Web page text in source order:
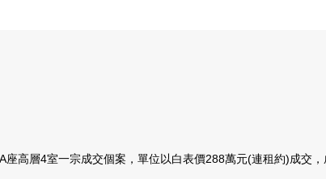
層4室一宗成交個案，單位以白表價288萬元(連租約)成交，